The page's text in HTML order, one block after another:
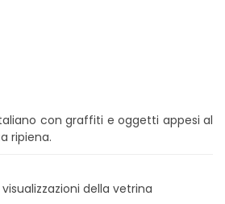
con graffiti e oggetti appesi al
ripiena.
visualizzazioni della vetrina